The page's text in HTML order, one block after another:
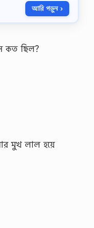
আরি পড়ুন ›
কত ছিল?
মুখ লাল হয়ে